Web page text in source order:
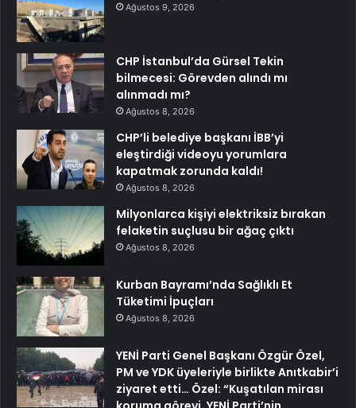
Ağustos 9, 2026
CHP İstanbul’da Gürsel Tekin
bilmecesi: Görevden alındı mı
alınmadı mı?
Ağustos 8, 2026
CHP’li belediye başkanı İBB’yi
eleştirdiği videoyu yorumlara
kapatmak zorunda kaldı!
Ağustos 8, 2026
Milyonlarca kişiyi elektriksiz bırakan
felaketin suçlusu bir ağaç çıktı
Ağustos 8, 2026
Kurban Bayramı’nda Sağlıklı Et
Tüketimi İpuçları
Ağustos 8, 2026
YENİ Parti Genel Başkanı Özgür Özel,
PM ve YDK üyeleriyle birlikte Anıtkabir’i
ziyaret etti… Özel: “Kuşatılan mirası